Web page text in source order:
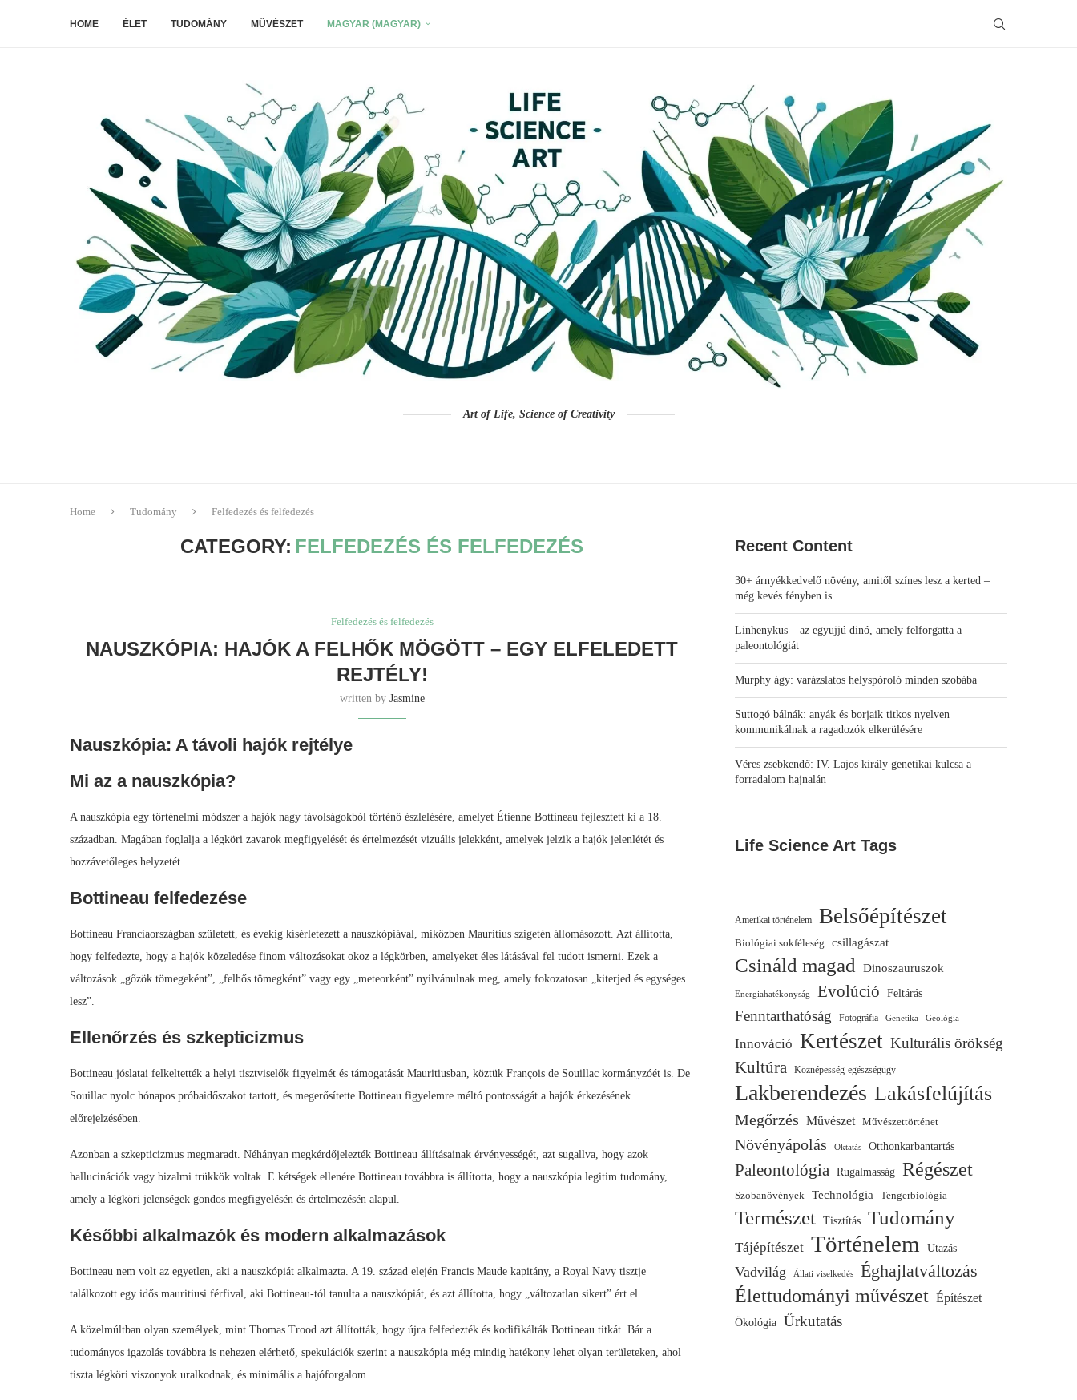
HOME ÉLET TUDOMÁNY MŰVÉSZET MAGYAR (MAGYAR)
Art of Life, Science of Creativity
Home Tudomány Felfedezés és felfedezés
CATEGORY: FELFEDEZÉS ÉS FELFEDEZÉS
Felfedezés és felfedezés
NAUSZKÓPIA: HAJÓK A FELHŐK MÖGÖTT – EGY ELFELEDETT
REJTÉLY!
written by Jasmine
Nauszkópia: A távoli hajók rejtélye
Mi az a nauszkópia?
A nauszkópia egy történelmi módszer a hajók nagy távolságokból történő észlelésére, amelyet Étienne Bottineau fejlesztett ki a 18.
században. Magában foglalja a légköri zavarok megfigyelését és értelmezését vizuális jelekként, amelyek jelzik a hajók jelenlétét és
hozzávetőleges helyzetét.
Bottineau felfedezése
Bottineau Franciaországban született, és évekig kísérletezett a nauszkópiával, miközben Mauritius szigetén állomásozott. Azt állította,
hogy felfedezte, hogy a hajók közeledése finom változásokat okoz a légkörben, amelyeket éles látásával fel tudott ismerni. Ezek a
változások „gőzök tömegeként”, „felhős tömegként” vagy egy „meteorként” nyilvánulnak meg, amely fokozatosan „kiterjed és egységes
lesz”.
Ellenőrzés és szkepticizmus
Bottineau jóslatai felkeltették a helyi tisztviselők figyelmét és támogatását Mauritiusban, köztük François de Souillac kormányzóét is. De
Souillac nyolc hónapos próbaidőszakot tartott, és megerősítette Bottineau figyelemre méltó pontosságát a hajók érkezésének
előrejelzésében.
Azonban a szkepticizmus megmaradt. Néhányan megkérdőjelezték Bottineau állításainak érvényességét, azt sugallva, hogy azok
hallucinációk vagy bizalmi trükkök voltak. E kétségek ellenére Bottineau továbbra is állította, hogy a nauszkópia legitim tudomány,
amely a légköri jelenségek gondos megfigyelésén és értelmezésén alapul.
Későbbi alkalmazók és modern alkalmazások
Bottineau nem volt az egyetlen, aki a nauszkópiát alkalmazta. A 19. század elején Francis Maude kapitány, a Royal Navy tisztje
találkozott egy idős mauritiusi férfival, aki Bottineau-tól tanulta a nauszkópiát, és azt állította, hogy „változatlan sikert” ért el.
A közelmúltban olyan személyek, mint Thomas Trood azt állították, hogy újra felfedezték és kodifikálták Bottineau titkát. Bár a
tudományos igazolás továbbra is nehezen elérhető, spekulációk szerint a nauszkópia még mindig hatékony lehet olyan területeken, ahol
tiszta légköri viszonyok uralkodnak, és minimális a hajóforgalom.
Recent Content
30+ árnyékkedvelő növény, amitől színes lesz a kerted –
még kevés fényben is
Linhenykus – az egyujjú dinó, amely felforgatta a
paleontológiát
Murphy ágy: varázslatos helyspóroló minden szobába
Suttogó bálnák: anyák és borjaik titkos nyelven
kommunikálnak a ragadozók elkerülésére
Véres zsebkendő: IV. Lajos király genetikai kulcsa a
forradalom hajnalán
Life Science Art Tags
Amerikai történelem Belsőépítészet
Biológiai sokféleség csillagászat
Csináld magad Dinoszauruszok
Energiahatékonyság Evolúció Feltárás
Fenntarthatóság Fotográfia Genetika Geológia
Innováció Kertészet Kulturális örökség
Kultúra Köznépesség-egészségügy
Lakberendezés Lakásfelújítás
Megőrzés Művészet Művészettörténet
Növényápolás Oktatás Otthonkarbantartás
Paleontológia Rugalmasság Régészet
Szobanövények Technológia Tengerbiológia
Természet Tisztítás Tudomány
Tájépítészet Történelem Utazás
Vadvilág Állati viselkedés Éghajlatváltozás
Élettudományi művészet Építészet
Ökológia Űrkutatás